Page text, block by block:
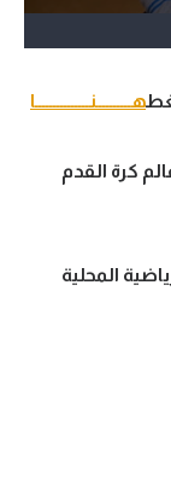
هــــــــــنـــــــــــــــا
كرة القدم
المحلية